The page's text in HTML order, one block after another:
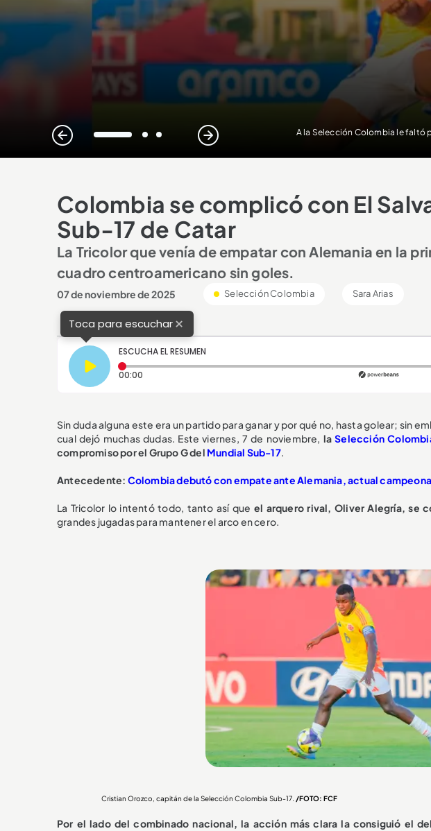
A la Selección Colombia le faltó
1 2 3
Colombia se complicó con El
Sub-17 de Catar
La Tricolor que venía de empatar con Alemania en la
cuadro centroamericano sin goles.
07 de noviembre de 2025 Selección Colombia Sara Arias
Toca para escuchar×
ESCUCHA EL RESUMEN
00:00
Sin duda alguna este era un partido para ganar y por qué no, hasta golear; sin
cual dejó muchas dudas. Este viernes, 7 de noviembre, laSelección
compromiso por el Grupo G del Mundial Sub-17.
Antecedente: Colombia debutó con empate ante Alemania, actual
La Tricolor lo intentó todo, tanto así que el arquero rival, Oliver Alegría, se
grandes jugadas para mantener el arco en cero.
Cristian Orozco, capitán de la Selección Colombia Sub-17. /FOTO: FCF
Por el lado del combinado nacional, la acción más clara la consiguió el